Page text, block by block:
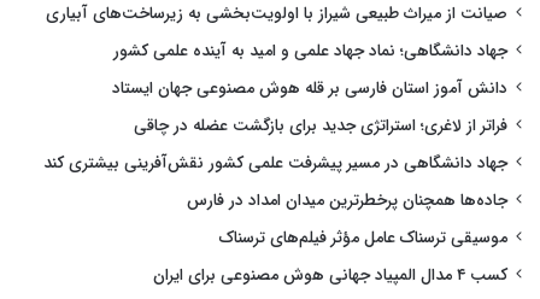
صیانت از میراث طبیعی شیراز با اولویت‌بخشی به زیرساخت‌های آبیاری
جهاد دانشگاهی؛ نماد جهاد علمی و امید به آینده علمی کشور
دانش آموز استان فارسی بر قله هوش مصنوعی جهان ایستاد
فراتر از لاغری؛ استراتژی جدید برای بازگشت عضله در چاقی
جهاد دانشگاهی در مسیر پیشرفت علمی کشور نقش‌آفرینی بیشتری کند
جاده‌ها همچنان پرخطرترین میدان امداد در فارس
موسیقی ترسناک عامل مؤثر فیلم‌های ترسناک
کسب ۴ مدال المپیاد جهانی هوش مصنوعی برای ایران